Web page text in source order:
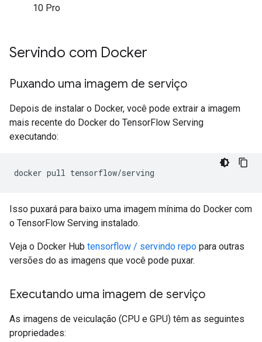
10 Pro
Servindo com Docker
Puxando uma imagem de serviço
Depois de instalar o Docker, você pode extrair a imagem
mais recente do Docker do TensorFlow Serving
executando:
docker pull tensorflow/serving
Isso puxará para baixo uma imagem mínima do Docker com
o TensorFlow Serving instalado.
Veja o Docker Hub tensorflow / servindo repo para outras
versões do as imagens que você pode puxar.
Executando uma imagem de serviço
As imagens de veiculação (CPU e GPU) têm as seguintes
propriedades: